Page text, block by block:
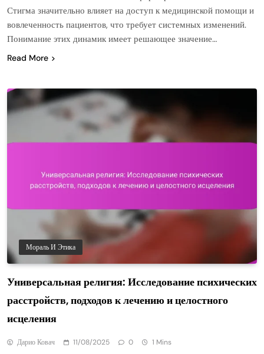
Стигма значительно влияет на доступ к медицинской помощи и
вовлеченность пациентов, что требует системных изменений.
Понимание этих динамик имеет решающее значение…
Read More
Мораль И Этика
Универсальная религия: Исследование психических
расстройств, подходов к лечению и целостного
исцеления
Дарио Ковач 11/08/2025 0 1 Mins